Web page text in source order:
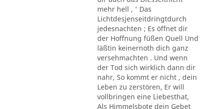
mehr hell , ' Das
Lichtdesjenseitdringtdurch
jedesnachten ; Es öffnet dir
der Hoffnung füßen Quell Und
läßtin keinernoth dich ganz
versehmachten . Und wenn
der Tod sich wirklich dann dir
nahr, So kommt er nicht , dein
Leben zu zerstören, Er will
vollbringen eine Liebesthat,
Als Himmelsbote dein Gebet